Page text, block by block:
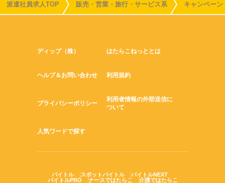
派遣社員求人TOP 販売・営業・旅行・サービス系 キャンペー
ディップ（株） はたらこねっととは
ヘルプ＆お問い合わせ 利用規約
プライバシーポリシー
利用者情報の外部送信に
ついて
人気ワードで探す
バイトル スポットバイトル
バイトルNEXT
バイトルPRO
ナースではたらこ 介護ではたらこ